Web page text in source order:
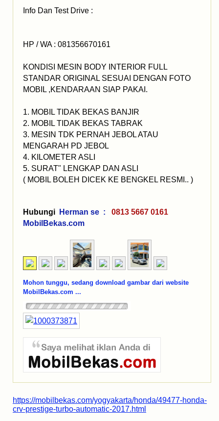
Info Dan Test Drive :
HP / WA : 081356670161
KONDISI MESIN BODY INTERIOR FULL
STANDAR ORIGINAL SESUAI DENGAN FOTO
MOBIL ,KENDARAAN SIAP PAKAI.
1. MOBIL TIDAK BEKAS BANJIR
2. MOBIL TIDAK BEKAS TABRAK
3. MESIN TDK PERNAH JEBOL ATAU
MENGARAH PD JEBOL
4. KILOMETER ASLI
5. SURAT" LENGKAP DAN ASLI
( MOBIL BOLEH DICEK KE BENGKEL RESMI.. )
Hubungi Herman se :
0813 5667 0161
MobilBekas.com
Mohon tunggu, sedang download gambar dari website
MobilBekas.com ...
https://mobilbekas.com/yogyakarta/honda/49477-honda-
crv-prestige-turbo-automatic-2017.html